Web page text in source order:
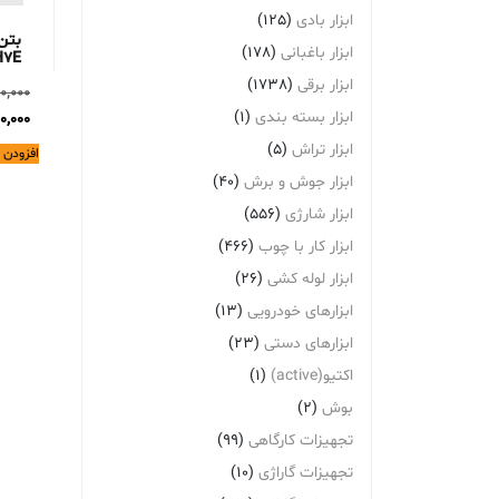
ابزار بادی (125)
ابزار باغبانی (178)
ابزار برقی (1738)
ابزار بسته بندی (1)
ابزار تراش (5)
ابزار جوش و برش (40)
ابزار شارژی (556)
ابزار کار با چوب (466)
ابزار لوله کشی (26)
ابزارهای خودرویی (13)
ابزارهای دستی (23)
اکتیو(active)
(1)
بوش (2)
تجهیزات کارگاهی (99)
تجهیزات گاراژی (10)